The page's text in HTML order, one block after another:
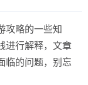
攻略的一些知
进行解释，文章
临的问题，别忘